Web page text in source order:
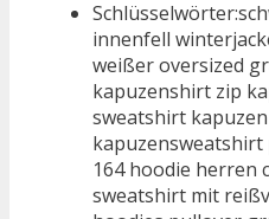
innenfell
weißer oversized
kapuzenshirt zip
sweatshirt
kapuzensweatshirt
164 hoodie herren
sweatshirt mit